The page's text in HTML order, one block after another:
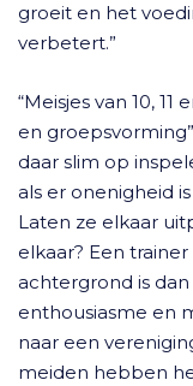
groeit en het
verbetert.”
“Meisjes van 10,
en
daar slim op
als er onenigheid
Laten ze elkaar
elkaar? Een
achtergrond is
enthousiasme en
naar een
meiden hebben